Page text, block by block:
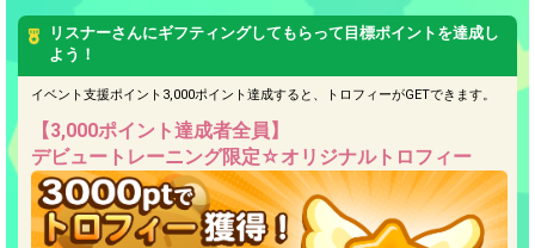
popularity ranking and your
ranking go up.
To cheer on performers, you can
send them gifts.
To send performers paid items,
you must use Show Gold.
Close
リスナーさんにギフティングしてもらって目標ポイントを達成し
よう！
イベント支援ポイント3,000ポイント達成すると、トロフィーがGETできます。
【3,000ポイント達成者全員】
デビュートレーニング限定☆オリジナルトロフィー